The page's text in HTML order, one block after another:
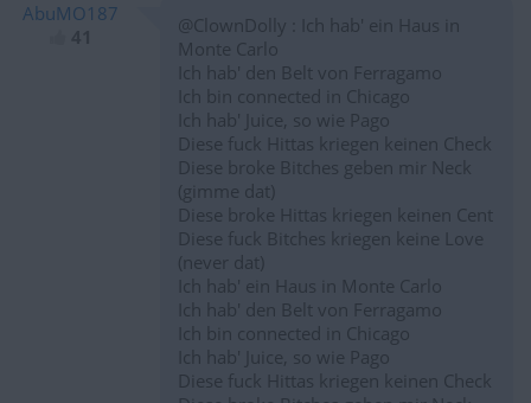
AbuMO187
@ClownDolly : Ich hab' ein Haus in
Monte Carlo
Ich hab' den Belt von Ferragamo
Ich bin connected in Chicago
Ich hab' Juice, so wie Pago
Diese fuck Hittas kriegen keinen Check
Diese broke Bitches geben mir Neck
(gimme dat)
Diese broke Hittas kriegen keinen Cent
Diese fuck Bitches kriegen keine Love
(never dat)
Ich hab' ein Haus in Monte Carlo
Ich hab' den Belt von Ferragamo
Ich bin connected in Chicago
Ich hab' Juice, so wie Pago
Diese fuck Hittas kriegen keinen Check